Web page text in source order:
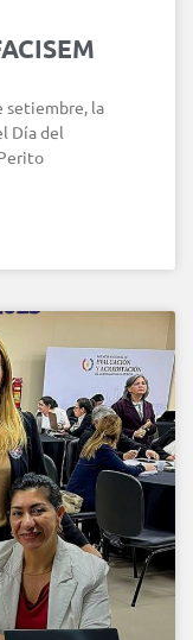
setiembre, la
Día del